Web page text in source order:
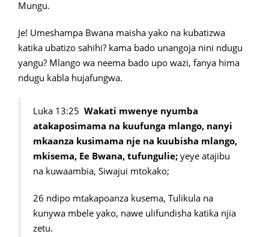
Mungu.
Je! Umeshampa Bwana maisha yako na kubatizwa
katika ubatizo sahihi? kama bado unangoja nini ndugu
yangu? Mlango wa neema bado upo wazi, fanya hima
ndugu kabla hujafungwa.
Luka 13:25 Wakati mwenye nyumba
atakaposimama na kuufunga mlango, nanyi
mkaanza kusimama nje na kuubisha mlango,
mkisema, Ee Bwana, tufungulie; yeye atajibu
na kuwaambia, Siwajui mtokako;
26 ndipo mtakapoanza kusema, Tulikula na
kunywa mbele yako, nawe ulifundisha katika njia
zetu.